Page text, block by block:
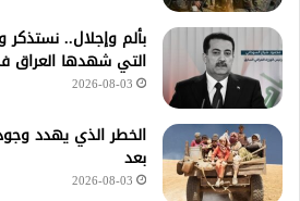
بألم وإجلال..
التي شهدها العراق
2026-08-03
الخطر الذي يهدد
بعد
2026-08-03